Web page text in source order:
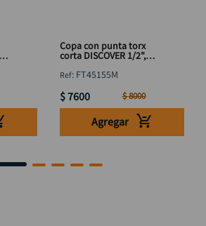
Copa con punta torx
corta DISCOVER 1/2",
: FT45155M
$7600 $8000
Agregar